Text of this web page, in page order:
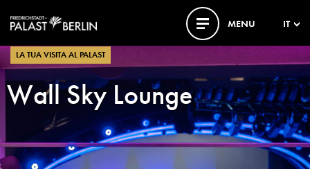
MENU IT
LA TUA VISITA AL PALAST
Wall Sky Lounge